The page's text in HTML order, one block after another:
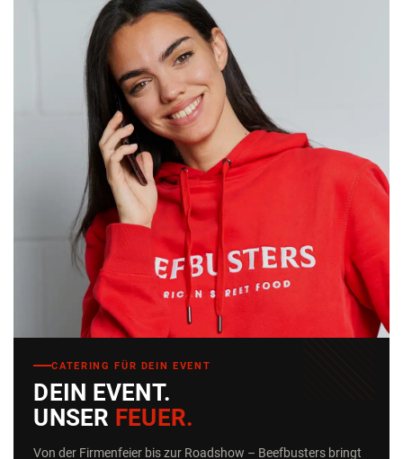
CATERING FÜR DEIN EVENT
DEIN EVENT.
UNSER FEUER.
Von der Firmenfeier bis zur Roadshow – Beefbusters bringt